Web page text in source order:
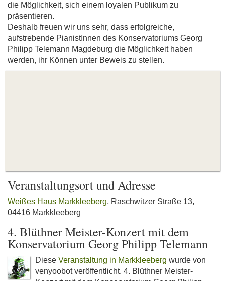
die Möglichkeit, sich einem loyalen Publikum zu
präsentieren.
Deshalb freuen wir uns sehr, dass erfolgreiche,
aufstrebende PianistInnen des Konservatoriums Georg
Philipp Telemann Magdeburg die Möglichkeit haben
werden, ihr Können unter Beweis zu stellen.
Veranstaltungsort und Adresse
Weißes Haus Markkleeberg, Raschwitzer Straße 13,
04416 Markkleeberg
4. Blüthner Meister-Konzert mit dem
Konservatorium Georg Philipp Telemann
Diese Veranstaltung in Markkleeberg wurde von
venyoobot veröffentlicht. 4. Blüthner Meister-